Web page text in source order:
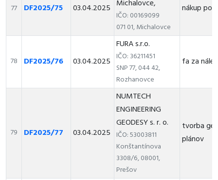
77 DF2025/75 03.04.2025 Michalovce,
IČO: 00169099
071 01, Michalovce
nákup
78 DF2025/76 03.04.2025
FURA s.r.o.
IČO: 36211451
SNP 77, 044 42,
Rozhanovce
fa za
79 DF2025/77 03.04.2025
NUMTECH
ENGINEERING
GEODESY s. r. o.
IČO: 53003811
Konštantínova
3308/6, 08001,
Prešov
tvorba
plánov